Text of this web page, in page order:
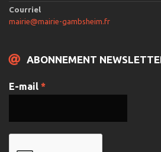
Courriel
mairie@mairie-gambsheim.fr
ABONNEMENT
E-mail *